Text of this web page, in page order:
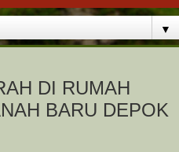
▼
DI RUMAH
BARU DEPOK